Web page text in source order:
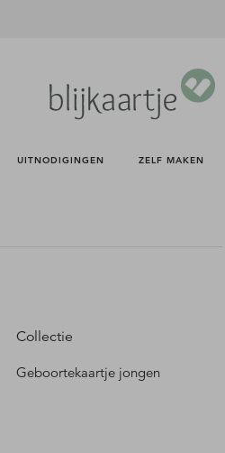
UITNODIGINGEN ZELF MAKEN
Collectie
Geboortekaartje jongen